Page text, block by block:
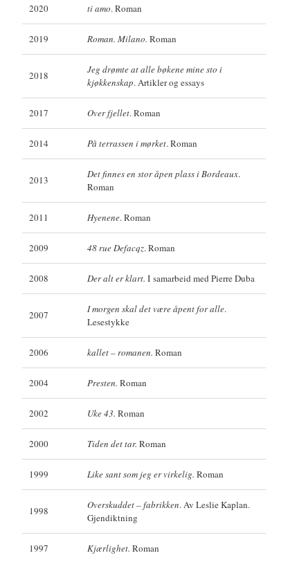
2020 ti amo. Roman
2019 Roman. Milano. Roman
2018
Jeg drømte at alle bøkene mine sto i
kjøkkenskap. Artikler og essays
2017 Over fjellet. Roman
2014 På terrassen i mørket. Roman
2013 Det finnes en stor åpen plass i Bordeaux.
Roman
2011 Hyenene. Roman
2009 48 rue Defacqz. Roman
2008 Der alt er klart. I samarbeid med Pierre Duba
2007 I morgen skal det være åpent for alle.
Lesestykke
2006 kallet – romanen. Roman
2004 Presten. Roman
2002 Uke 43. Roman
2000 Tiden det tar. Roman
1999 Like sant som jeg er virkelig. Roman
1998 Overskuddet – fabrikken. Av Leslie Kaplan.
Gjendiktning
1997 Kjærlighet. Roman